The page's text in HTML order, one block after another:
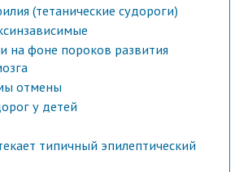
(тетанические судороги)
на фоне пороков развития
отмены
у детей
типичный эпилептический